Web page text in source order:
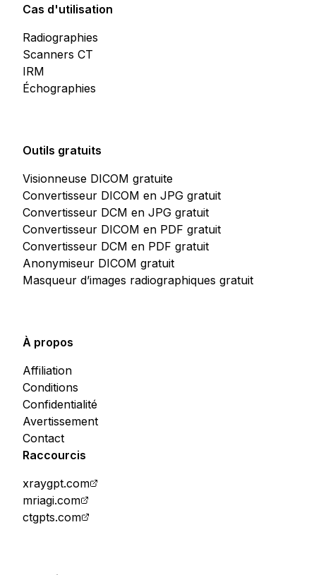
Cas d'utilisation
Scanners CT
IRM
Échographies
Radiographies
Outils gratuits
Visionneuse DICOM gratuite
Convertisseur DICOM en JPG gratuit
Convertisseur DCM en JPG gratuit
Convertisseur DICOM en PDF gratuit
Convertisseur DCM en PDF gratuit
Anonymiseur DICOM gratuit
Masqueur d’images radiographiques gratuit
À propos
Affiliation
Conditions
Confidentialité
Avertissement
Contact
Raccourcis
xraygpt.com
mriagi.com
ctgpts.com